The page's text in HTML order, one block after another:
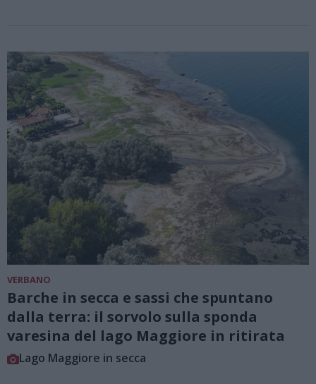
VERBANO
Barche in secca e sassi che spuntano
dalla terra: il sorvolo sulla sponda
varesina del lago Maggiore in ritirata
Lago Maggiore in secca